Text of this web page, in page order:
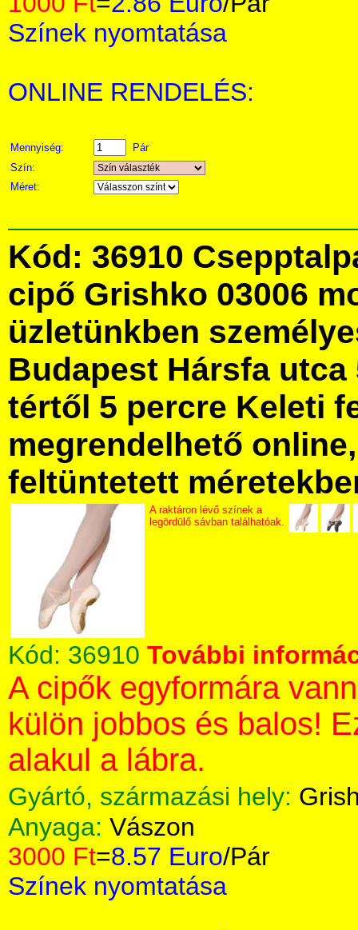
Színek nyomtatása
ONLINE RENDELÉS:
Mennyiség:
Pár
Szín:
Méret:
Kód: 36910
cipő Grishko 03006
üzletünkben
Budapest Hársfa utca
tértől 5 percre Keleti
megrendelhető
feltüntetett
A raktáron lévő színek a
legördülő sávban találhatóak.
Kód: 36910 További
A cipők egyformára
külön jobbos és balos!
alakul a lábra.
Gyártó, származási hely:
Anyaga: Vászon
3000 Ft=8.57 Euro/Pár
Színek nyomtatása